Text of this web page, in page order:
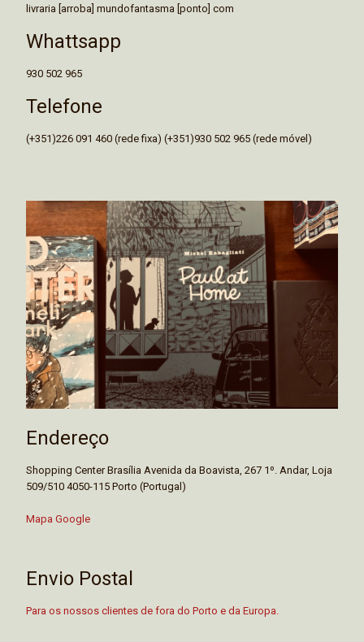
livraria [arroba] mundofantasma [ponto] com
Whattsapp
930 502 965
Telefone
(+351)226 091 460 (rede fixa) (+351)930 502 965 (rede móvel)
Endereço
Shopping Center Brasília Avenida da Boavista, 267 1º. Andar, Loja
509/510 4050-115 Porto (Portugal)
Mapa Google
Envio Postal
Para os nossos clientes de fora do Porto e da Europa.